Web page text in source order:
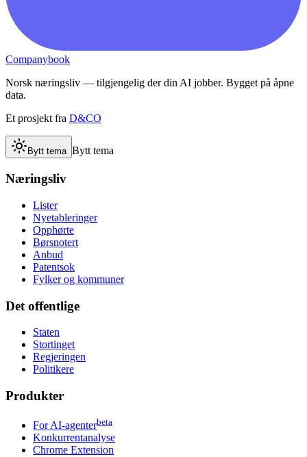
Companybook
Norsk næringsliv — tilgjengelig der din AI jobber. Bygget på åpne
data.
Et prosjekt fra D&CO
Bytt tema Bytt tema
Næringsliv
Lister
Nyetableringer
Opphørte
Børsnotert
Anbud
Patentsok
Fylker og kommuner
Det offentlige
Staten
Stortinget
Regjeringen
Politikere
Produkter
For AI-agenterbeta
Konkurrentanalyse
Chrome Extension